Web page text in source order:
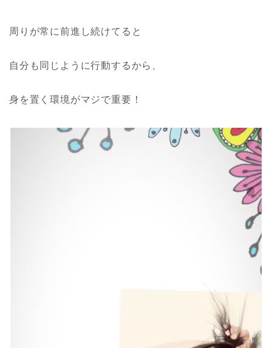
周りが常に前進し続けてると
自分も同じように行動するから、
身を置く環境がマジで重要！